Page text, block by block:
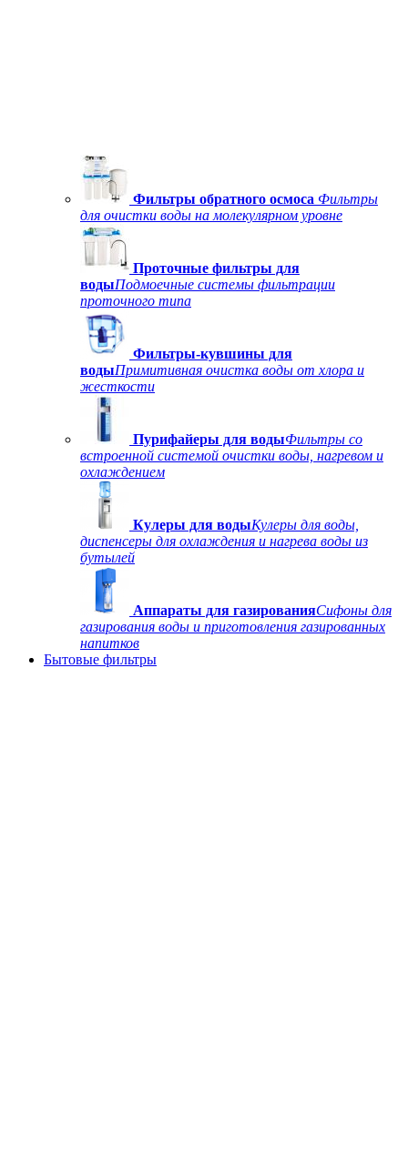
Фильтры обратного осмоса Фильтры
для очистки воды на молекулярном уровне
Проточные фильтры для
водыПодмоечные системы фильтрации
проточного типа
Фильтры-кувшины для
водыПримитивная очистка воды от хлора и
жесткости
Пурифайеры для водыФильтры со
встроенной системой очистки воды, нагревом и
охлаждением
Кулеры для водыКулеры для воды,
диспенсеры для охлаждения и нагрева воды из
бутылей
Аппараты для газированияСифоны для
газирования воды и приготовления газированных
напитков
Бытовые фильтры